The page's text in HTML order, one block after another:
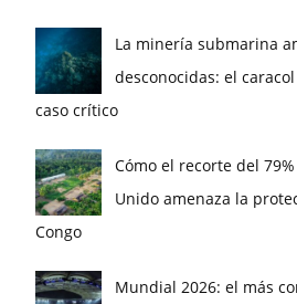
La minería submarina
desconocidas: el
caso crítico
Cómo el recorte del
Unido amenaza la
Congo
Mundial 2026: el más